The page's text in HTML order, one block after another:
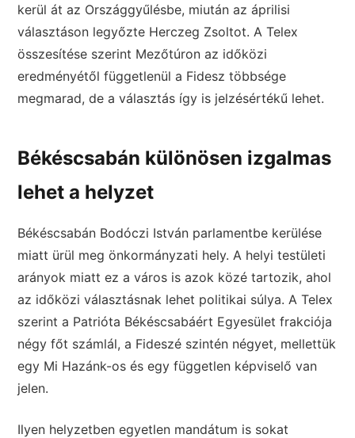
kerül át az Országgyűlésbe, miután az áprilisi
választáson legyőzte Herczeg Zsoltot. A Telex
összesítése szerint Mezőtúron az időközi
eredményétől függetlenül a Fidesz többsége
megmarad, de a választás így is jelzésértékű lehet.
Békéscsabán különösen izgalmas
lehet a helyzet
Békéscsabán Bodóczi István parlamentbe kerülése
miatt ürül meg önkormányzati hely. A helyi testületi
arányok miatt ez a város is azok közé tartozik, ahol
az időközi választásnak lehet politikai súlya. A Telex
szerint a Patrióta Békéscsabáért Egyesület frakciója
négy főt számlál, a Fideszé szintén négyet, mellettük
egy Mi Hazánk-os és egy független képviselő van
jelen.
Ilyen helyzetben egyetlen mandátum is sokat